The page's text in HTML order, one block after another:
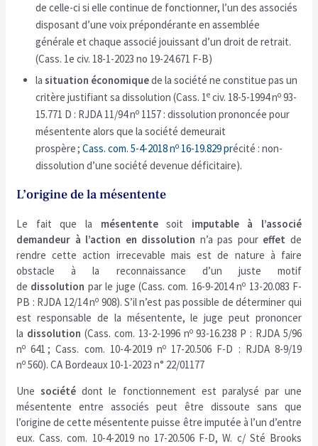
de celle-ci si elle continue de fonctionner, l’un des associés
disposant d’une voix prépondérante en assemblée
générale et chaque associé jouissant d’un droit de retrait.
(Cass. 1e civ. 18-1-2023 no 19-24.671 F-B)
lasituation économiquede la société ne constitue pas un
critère justifiant sa dissolution (Cass. 1e civ. 18-5-1994 no 93-
15.771 D : RJDA 11/94 no 1157 : dissolution prononcée pour
mésentente alors que la société demeurait
prospère ;Cass. com. 5-4-2018 no 16-19.829 précité : non-
dissolution d’une société devenue déficitaire).
L’origine de la mésentente
Le fait que la mésententesoit imputable à l’associé
demandeur à l’action en dissolution n’a pas pour effet de
rendre cette action irrecevable mais est de nature à faire
obstacle à la reconnaissance d’un juste motif
de dissolution par le juge (Cass. com. 16-9-2014 no 13-20.083 F-
PB : RJDA 12/14 no 908). S’il n’est pas possible de déterminer qui
est responsable de la mésentente, le juge peut prononcer
la dissolution (Cass. com. 13-2-1996 no93-16.238 P : RJDA 5/96
no 641 ; Cass. com. 10-4-2019 no 17-20.506 F-D : RJDA 8-9/19
no 560). CA Bordeaux 10-1-2023 n° 22/01177
Unesociété dont le fonctionnement est paralysé par une
mésentente entre associés peut être dissoute sans que
l’origine de cette mésentente puisse être imputée à l’un d’entre
eux. Cass. com. 10-4-2019 no 17-20.506 F-D, W. c/ Sté Brooks